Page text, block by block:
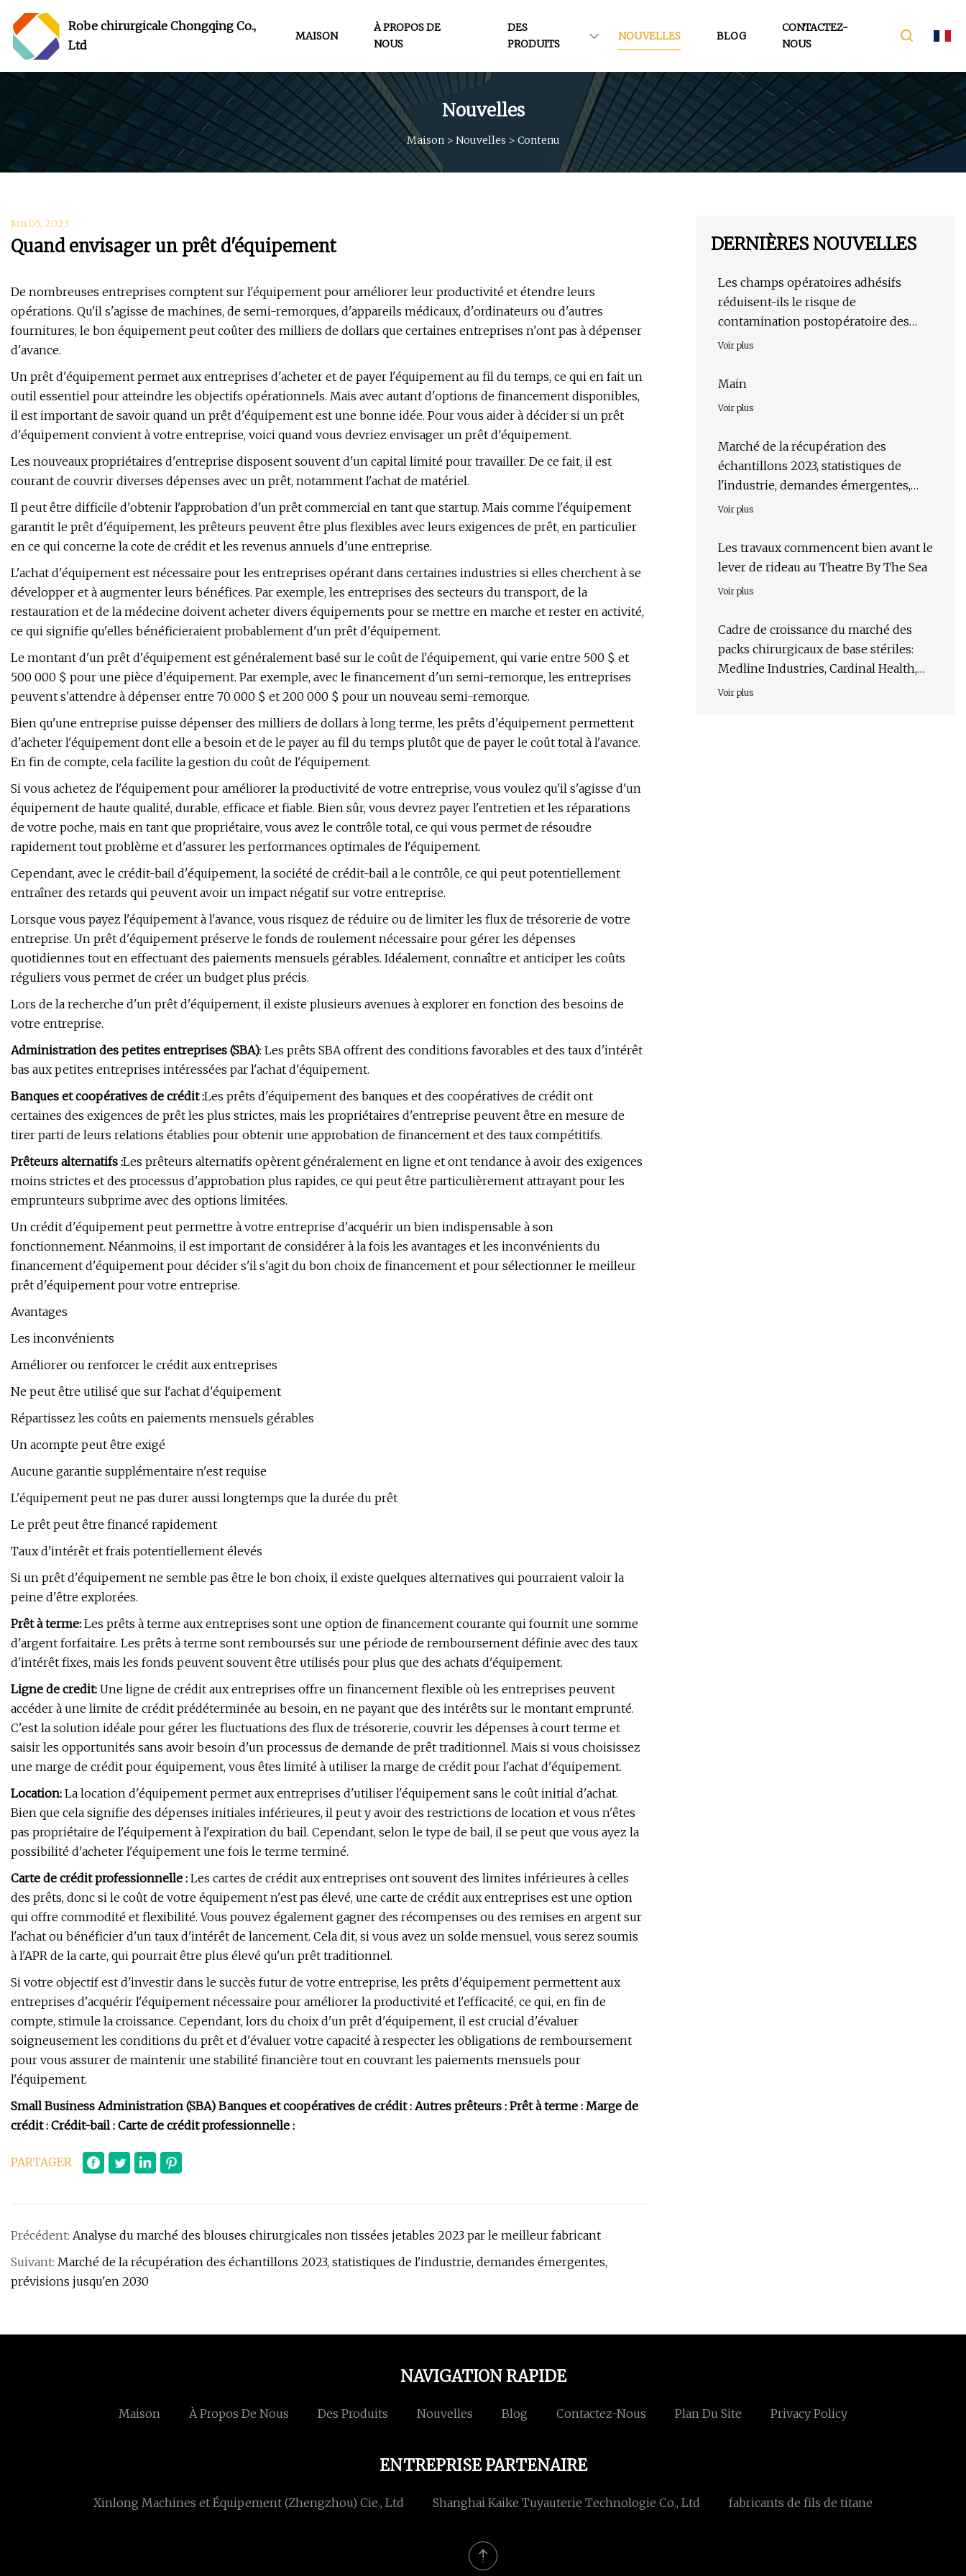
Robe chirurgicale Chongqing Co.,
Ltd
MAISON
À PROPOS DE
NOUS
DES
PRODUITS
NOUVELLES BLOG
CONTACTEZ-
NOUS
Nouvelles
Maison > Nouvelles > Contenu
Jun 05, 2023
Quand envisager un prêt d'équipement
De nombreuses entreprises comptent sur l'équipement pour améliorer leur productivité et étendre leurs
opérations. Qu'il s'agisse de machines, de semi-remorques, d'appareils médicaux, d'ordinateurs ou d'autres
fournitures, le bon équipement peut coûter des milliers de dollars que certaines entreprises n'ont pas à dépenser
d'avance.
Un prêt d'équipement permet aux entreprises d'acheter et de payer l'équipement au fil du temps, ce qui en fait un
outil essentiel pour atteindre les objectifs opérationnels. Mais avec autant d'options de financement disponibles,
il est important de savoir quand un prêt d'équipement est une bonne idée. Pour vous aider à décider si un prêt
d'équipement convient à votre entreprise, voici quand vous devriez envisager un prêt d'équipement.
Les nouveaux propriétaires d'entreprise disposent souvent d'un capital limité pour travailler. De ce fait, il est
courant de couvrir diverses dépenses avec un prêt, notamment l'achat de matériel.
Il peut être difficile d'obtenir l'approbation d'un prêt commercial en tant que startup. Mais comme l'équipement
garantit le prêt d'équipement, les prêteurs peuvent être plus flexibles avec leurs exigences de prêt, en particulier
en ce qui concerne la cote de crédit et les revenus annuels d'une entreprise.
L'achat d'équipement est nécessaire pour les entreprises opérant dans certaines industries si elles cherchent à se
développer et à augmenter leurs bénéfices. Par exemple, les entreprises des secteurs du transport, de la
restauration et de la médecine doivent acheter divers équipements pour se mettre en marche et rester en activité,
ce qui signifie qu'elles bénéficieraient probablement d'un prêt d'équipement.
Le montant d'un prêt d'équipement est généralement basé sur le coût de l'équipement, qui varie entre 500 $ et
500 000 $ pour une pièce d'équipement. Par exemple, avec le financement d'un semi-remorque, les entreprises
peuvent s'attendre à dépenser entre 70 000 $ et 200 000 $ pour un nouveau semi-remorque.
Bien qu'une entreprise puisse dépenser des milliers de dollars à long terme, les prêts d'équipement permettent
d'acheter l'équipement dont elle a besoin et de le payer au fil du temps plutôt que de payer le coût total à l'avance.
En fin de compte, cela facilite la gestion du coût de l'équipement.
Si vous achetez de l'équipement pour améliorer la productivité de votre entreprise, vous voulez qu'il s'agisse d'un
équipement de haute qualité, durable, efficace et fiable. Bien sûr, vous devrez payer l'entretien et les réparations
de votre poche, mais en tant que propriétaire, vous avez le contrôle total, ce qui vous permet de résoudre
rapidement tout problème et d'assurer les performances optimales de l'équipement.
Cependant, avec le crédit-bail d'équipement, la société de crédit-bail a le contrôle, ce qui peut potentiellement
entraîner des retards qui peuvent avoir un impact négatif sur votre entreprise.
Lorsque vous payez l'équipement à l'avance, vous risquez de réduire ou de limiter les flux de trésorerie de votre
entreprise. Un prêt d'équipement préserve le fonds de roulement nécessaire pour gérer les dépenses
quotidiennes tout en effectuant des paiements mensuels gérables. Idéalement, connaître et anticiper les coûts
réguliers vous permet de créer un budget plus précis.
Lors de la recherche d'un prêt d'équipement, il existe plusieurs avenues à explorer en fonction des besoins de
votre entreprise.
Administration des petites entreprises (SBA): Les prêts SBA offrent des conditions favorables et des taux d'intérêt
bas aux petites entreprises intéressées par l'achat d'équipement.
Banques et coopératives de crédit :Les prêts d'équipement des banques et des coopératives de crédit ont
certaines des exigences de prêt les plus strictes, mais les propriétaires d'entreprise peuvent être en mesure de
tirer parti de leurs relations établies pour obtenir une approbation de financement et des taux compétitifs.
Prêteurs alternatifs :Les prêteurs alternatifs opèrent généralement en ligne et ont tendance à avoir des exigences
moins strictes et des processus d'approbation plus rapides, ce qui peut être particulièrement attrayant pour les
emprunteurs subprime avec des options limitées.
Un crédit d'équipement peut permettre à votre entreprise d'acquérir un bien indispensable à son
fonctionnement. Néanmoins, il est important de considérer à la fois les avantages et les inconvénients du
financement d'équipement pour décider s'il s'agit du bon choix de financement et pour sélectionner le meilleur
prêt d'équipement pour votre entreprise.
Avantages
Les inconvénients
Améliorer ou renforcer le crédit aux entreprises
Ne peut être utilisé que sur l'achat d'équipement
Répartissez les coûts en paiements mensuels gérables
Un acompte peut être exigé
Aucune garantie supplémentaire n'est requise
L'équipement peut ne pas durer aussi longtemps que la durée du prêt
Le prêt peut être financé rapidement
Taux d'intérêt et frais potentiellement élevés
Si un prêt d'équipement ne semble pas être le bon choix, il existe quelques alternatives qui pourraient valoir la
peine d'être explorées.
Prêt à terme: Les prêts à terme aux entreprises sont une option de financement courante qui fournit une somme
d'argent forfaitaire. Les prêts à terme sont remboursés sur une période de remboursement définie avec des taux
d'intérêt fixes, mais les fonds peuvent souvent être utilisés pour plus que des achats d'équipement.
Ligne de credit: Une ligne de crédit aux entreprises offre un financement flexible où les entreprises peuvent
accéder à une limite de crédit prédéterminée au besoin, en ne payant que des intérêts sur le montant emprunté.
C'est la solution idéale pour gérer les fluctuations des flux de trésorerie, couvrir les dépenses à court terme et
saisir les opportunités sans avoir besoin d'un processus de demande de prêt traditionnel. Mais si vous choisissez
une marge de crédit pour équipement, vous êtes limité à utiliser la marge de crédit pour l'achat d'équipement.
Location: La location d'équipement permet aux entreprises d'utiliser l'équipement sans le coût initial d'achat.
Bien que cela signifie des dépenses initiales inférieures, il peut y avoir des restrictions de location et vous n'êtes
pas propriétaire de l'équipement à l'expiration du bail. Cependant, selon le type de bail, il se peut que vous ayez la
possibilité d'acheter l'équipement une fois le terme terminé.
Carte de crédit professionnelle : Les cartes de crédit aux entreprises ont souvent des limites inférieures à celles
des prêts, donc si le coût de votre équipement n'est pas élevé, une carte de crédit aux entreprises est une option
qui offre commodité et flexibilité. Vous pouvez également gagner des récompenses ou des remises en argent sur
l'achat ou bénéficier d'un taux d'intérêt de lancement. Cela dit, si vous avez un solde mensuel, vous serez soumis
à l'APR de la carte, qui pourrait être plus élevé qu'un prêt traditionnel.
Si votre objectif est d'investir dans le succès futur de votre entreprise, les prêts d'équipement permettent aux
entreprises d'acquérir l'équipement nécessaire pour améliorer la productivité et l'efficacité, ce qui, en fin de
compte, stimule la croissance. Cependant, lors du choix d'un prêt d'équipement, il est crucial d'évaluer
soigneusement les conditions du prêt et d'évaluer votre capacité à respecter les obligations de remboursement
pour vous assurer de maintenir une stabilité financière tout en couvrant les paiements mensuels pour
l'équipement.
Small Business Administration (SBA) Banques et coopératives de crédit : Autres prêteurs : Prêt à terme : Marge de
crédit : Crédit-bail : Carte de crédit professionnelle :
PARTAGER
Précédent: Analyse du marché des blouses chirurgicales non tissées jetables 2023 par le meilleur fabricant
Suivant: Marché de la récupération des échantillons 2023, statistiques de l'industrie, demandes émergentes,
prévisions jusqu'en 2030
DERNIÈRES NOUVELLES
Les champs opératoires adhésifs
réduisent-ils le risque de
contamination postopératoire des
plaies ?
Voir plus
Main
Voir plus
Marché de la récupération des
échantillons 2023, statistiques de
l'industrie, demandes émergentes,
prévisions jusqu'en 2030
Voir plus
Les travaux commencent bien avant le
lever de rideau au Theatre By The Sea
Voir plus
Cadre de croissance du marché des
packs chirurgicaux de base stériles:
Medline Industries, Cardinal Health,
Owens & Minor, Molnlycke
Voir plus
NAVIGATION RAPIDE
Maison À Propos De Nous Des Produits Nouvelles Blog Contactez-Nous Plan Du Site Privacy Policy
ENTREPRISE PARTENAIRE
Xinlong Machines et Équipement (Zhengzhou) Cie., Ltd Shanghai Kaike Tuyauterie Technologie Co., Ltd fabricants de fils de titane